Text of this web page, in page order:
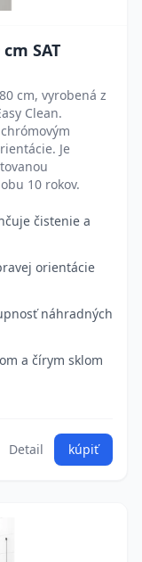
SAT
cm, vyrobená z
Clean.
Je
10 rokov.
čistenie a
orientácie
náhradných
a čírym sklom
Detail kúpiť